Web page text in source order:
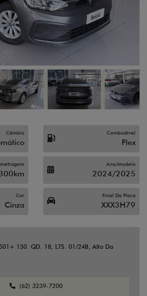
Câmbio Combustível
Flex
Ano/Modelo
2024/2025
Cor
Cinza
Final Da Placa
XXX3H79
150. QD. 18, LTS. 01/24B, Alto Da
(62) 3239-7200